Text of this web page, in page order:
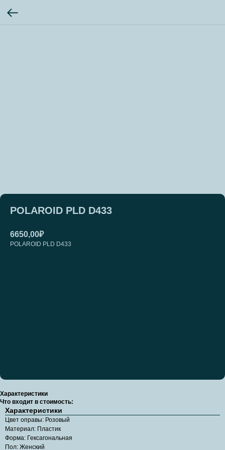
POLAROID PLD D433
6650,00₽
POLAROID PLD D433
Характеристики
Что входит в стоимость:
Характеристики
Цвет оправы: Розовый
Материал: Пластик
Форма: Гексагональная
Пол: Женский